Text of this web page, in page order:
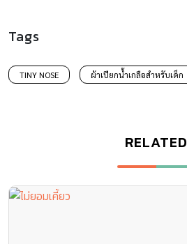
Tags
TINY NOSE ผ้าเปียกน้ำเกลือสำหรับเด็ก
RELATED